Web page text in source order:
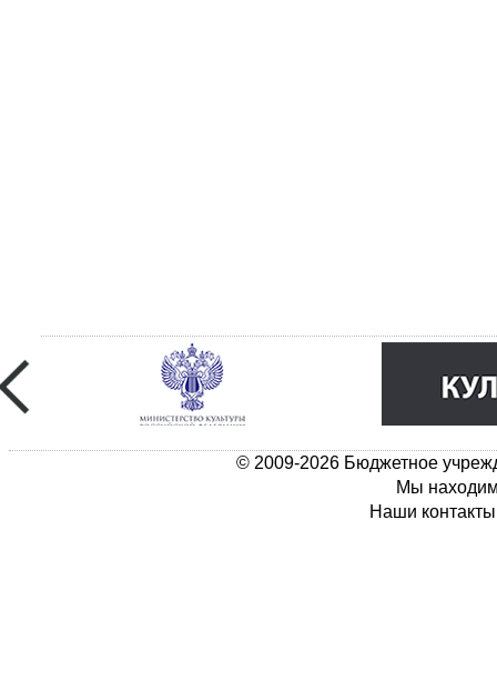
© 2009-2026 Бюджетное
Мы
Наши